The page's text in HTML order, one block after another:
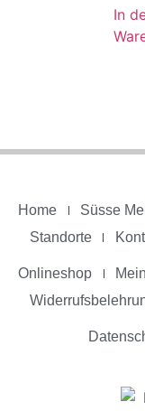
In
Home Süsse
Standorte
Onlineshop